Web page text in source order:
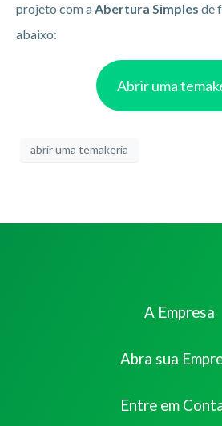
projeto com aAbertura Simples de
abaixo:
Abrir uma
abrir uma temakeria
A Empresa
Abra sua
Entre em